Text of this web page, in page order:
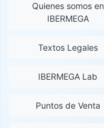
Quienes somos en
IBERMEGA
Textos Legales
IBERMEGA Lab
Puntos de Venta